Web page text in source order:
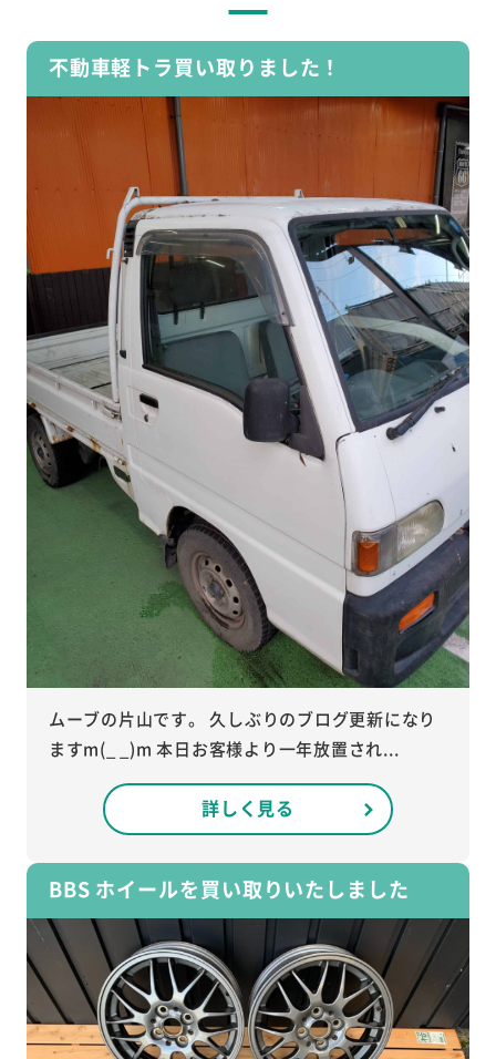
不動車軽トラ買い取りました！
ムーブの片山です。 久しぶりのブログ更新になり
ますm(_ _)m 本日お客様より一年放置され...
詳しく見る
BBS ホイールを買い取りいたしました